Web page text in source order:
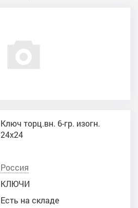
Ключ торц.вн. 6-гр. изогн.
24х24
Россия
КЛЮЧИ
Есть на складе